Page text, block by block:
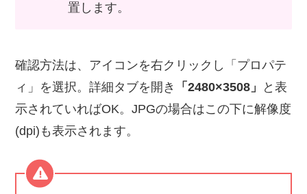
置します。
確認方法は、アイコンを右クリックし「プロパテ
ィ」を選択。詳細タブを開き
「2480×3508」
と表
示されていればOK。JPGの場合はこの下に解像度
(dpi)も表示されます。